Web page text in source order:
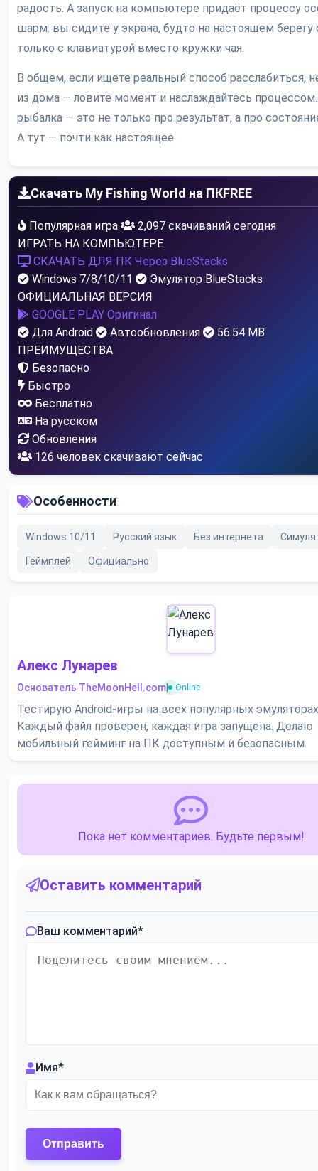
радость. А запуск на компьютере придаёт процессу
шарм: вы сидите у экрана, будто на настоящем берегу
только с клавиатурой вместо кружки чая.
В общем, если ищете реальный способ расслабиться,
из дома — ловите момент и наслаждайтесь
рыбалка — это не только про результат, а про
А тут — почти как настоящее.
Скачать My Fishing World на ПКFREE
Популярная игра
2,097 скачиваний сегодня
ИГРАТЬ НА КОМПЬЮТЕРЕ
СКАЧАТЬ ДЛЯ ПК Через BlueStacks
Windows 7/8/10/11
Эмулятор BlueStacks
ОФИЦИАЛЬНАЯ ВЕРСИЯ
GOOGLE PLAY Оригинал
Для Android
Автообновления
56.54 MB
ПРЕИМУЩЕСТВА
Безопасно
Быстро
Бесплатно
На русском
Обновления
126 человек скачивают сейчас
Особенности
Windows 10/11 Русский язык Без интернета
Геймплей Официально
Алекс Лунарев
Основатель TheMoonHell.com Online
Тестирую Android-игры на всех популярных
Каждый файл проверен, каждая игра запущена. Делаю
мобильный гейминг на ПК доступным и безопасным.
Пока нет комментариев. Будьте первым!
Оставить комментарий
Ваш комментарий*
Имя*